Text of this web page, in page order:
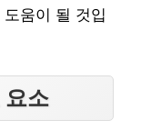
움이 될 것입
요소